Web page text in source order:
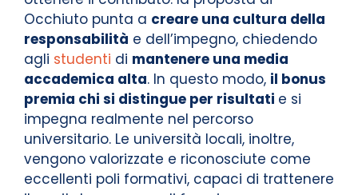
Occhiuto punta a creare una cultura della
responsabilità e dell’impegno, chiedendo
agli studenti di mantenere una media
accademica alta. In questo modo, il bonus
premia chi si distingue per risultati e si
impegna realmente nel percorso
universitario. Le università locali, inoltre,
vengono valorizzate e riconosciute come
eccellenti poli formativi, capaci di trattenere